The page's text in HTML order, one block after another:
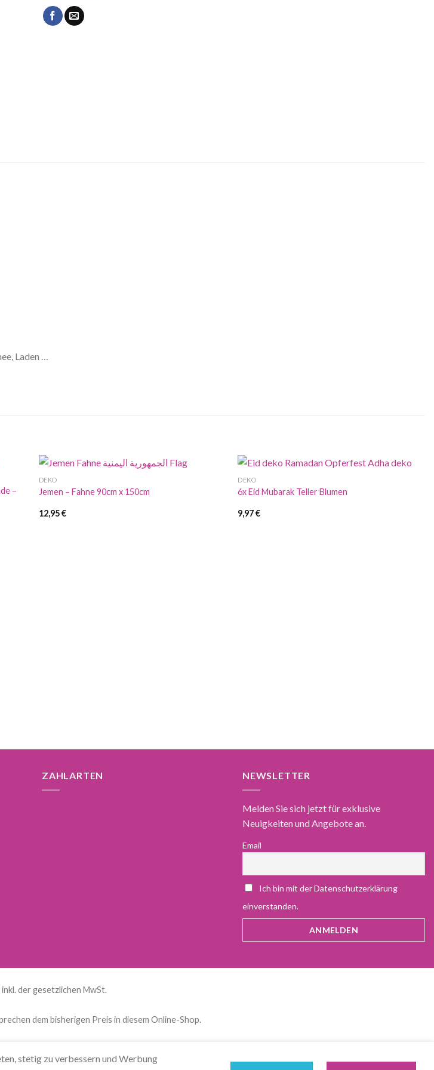
Laden …
–
DEKO
Jemen – Fahne 90cm x 150cm
12,95€
DEKO
6x Eid Mubarak Teller Blumen
9,97€
ZAHLARTEN NEWSLETTER
Melden Sie sich jetzt für exklusive
Neuigkeiten und Angebote an.
Email
Ich bin mit der Datenschutzerklärung
einverstanden.
der gesetzlichen MwSt.
dem bisherigen Preis in diesem Online-Shop.
stetig zu verbessern und Werbung
(Englisch) Français(Französisch